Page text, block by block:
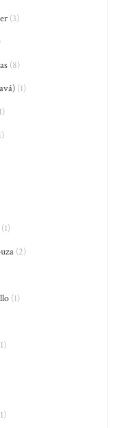
(3)
(8)
(1)
(1)
(2)
(1)